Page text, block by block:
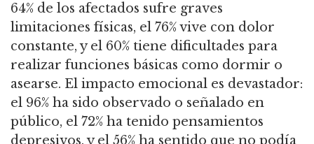
64% de los afectados sufre graves
limitaciones físicas, el 76% vive con dolor
constante, y el 60% tiene dificultades para
realizar funciones básicas como dormir o
asearse. El impacto emocional es devastador:
el 96% ha sido observado o señalado en
público, el 72% ha tenido pensamientos
depresivos, y el 56% ha sentido que no podía